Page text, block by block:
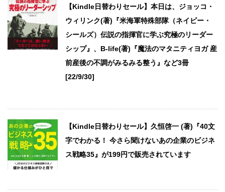
【Kindle日替わりセール】本日は、ジョッコ・
ウィリンク(著)『米海軍特殊部隊（ネイビー・
シールズ）伝説の指揮官に学ぶ究極のリーダー
シップ』、B-life(著)『魔法のマタニティヨガ 産
前産後の不調がみるみる整う』など3冊
[22/9/30]
【Kindle日替わりセール】久恒啓一 (著)『40文
字でわかる！ 今さら聞けないあの企業のビジネ
ス戦略35』が199円で販売されています